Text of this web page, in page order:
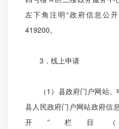
左下角注明“政府信息公
419200。
3．线上申请
（1）县政府门户网站
县人民政府门户网站政府信
开”栏目